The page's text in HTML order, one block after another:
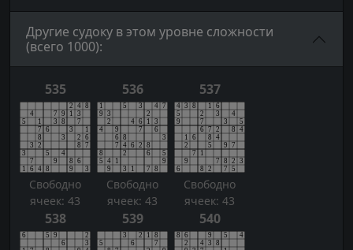
Другие судоку в этом уровне сложности
(всего 1000):
535
Свободно
ячеек: 43
536
Свободно
ячеек: 43
537
Свободно
ячеек: 43
538 539 540